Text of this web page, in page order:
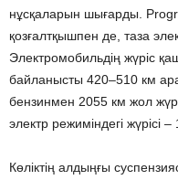
нұсқаларын шығарды.
қозғалтқышпен де, таза
Электромобильдің жүріс
байланысты 420–510 км
бензинмен 2055 км жол
электр режиміндегі жүрісі –
Көліктің алдыңғы